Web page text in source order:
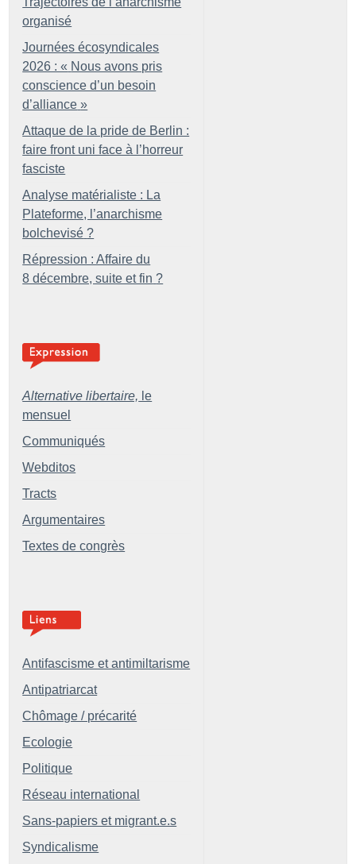
organisé
Journées écosyndicales
2026 : « Nous avons pris
conscience d’un besoin
d’alliance »
Attaque de la pride de Berlin :
faire front uni face à l’horreur
fasciste
Analyse matérialiste : La
Plateforme, l’anarchisme
bolchevisé ?
Répression : Affaire du
8 décembre, suite et fin ?
Alternative libertaire, le
mensuel
Communiqués
Webditos
Tracts
Argumentaires
Textes de congrès
Antifascisme et antimiltarisme
Antipatriarcat
Chômage / précarité
Ecologie
Politique
Réseau international
Sans-papiers et migrant.e.s
Syndicalisme